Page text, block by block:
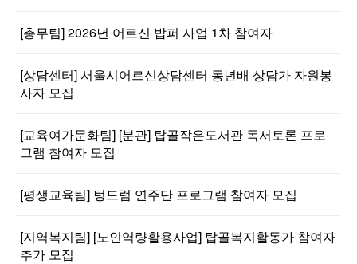
[총무팀] 2026년 어르신 밥퍼 사업 1차 참여자
[상담센터] 서울시어르신상담센터 동년배 상담가 자원봉
사자 모집
[교육여가문화팀] [분관] 탑골작은도서관 독서토론 프로
그램 참여자 모집
[평생교육팀] 텅드럼 연주단 프로그램 참여자 모집
[지역복지팀] [노인역량활용사업] 탑골복지활동가 참여자
추가 모집